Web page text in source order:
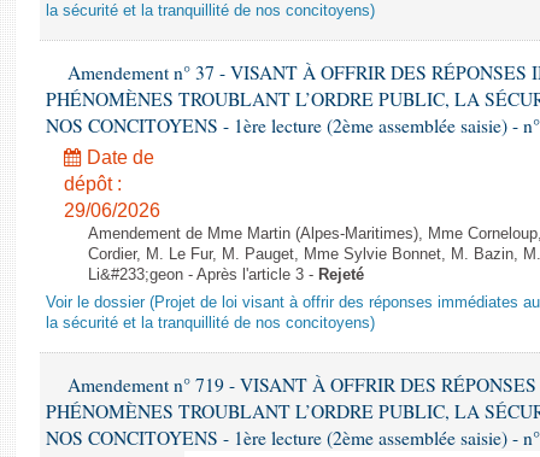
la sécurité et la tranquillité de nos concitoyens)
Amendement n° 37 - VISANT À OFFRIR DES
PHÉNOMÈNES TROUBLANT L’ORDRE PUBLIC, LA
NOS CONCITOYENS - 1ère lecture (2ème assemblée saisie) -
Date de
dépôt :
29/06/2026
Amendement de Mme Martin (Alpes-Maritimes), Mme
Cordier, M. Le Fur, M. Pauget, Mme Sylvie Bonnet, M. Bazin,
Li&#233;geon - Après l'article 3 - Rejeté
Voir le dossier (Projet de loi visant à offrir des réponses immédiates
la sécurité et la tranquillité de nos concitoyens)
Amendement n° 719 - VISANT À OFFRIR DES
PHÉNOMÈNES TROUBLANT L’ORDRE PUBLIC, LA
NOS CONCITOYENS - 1ère lecture (2ème assemblée saisie) -